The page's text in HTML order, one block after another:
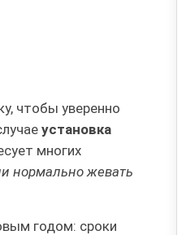
чтобы уверенно
установка
многих
нормально жевать
годом: сроки